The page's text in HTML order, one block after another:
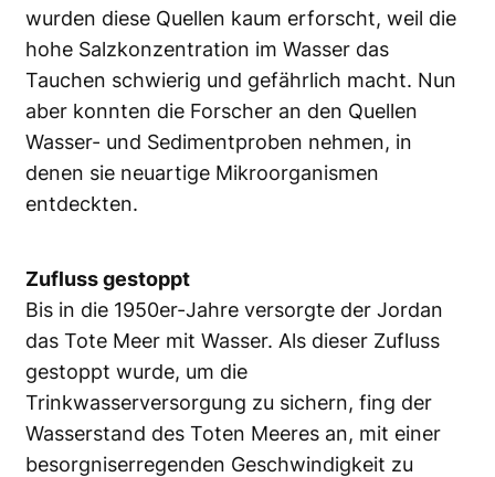
wurden diese Quellen kaum erforscht, weil die
hohe Salzkonzentration im Wasser das
Tauchen schwierig und gefährlich macht. Nun
aber konnten die Forscher an den Quellen
Wasser- und Sedimentproben nehmen, in
denen sie neuartige Mikroorganismen
entdeckten.
Zufluss gestoppt
Bis in die 1950er-Jahre versorgte der Jordan
das Tote Meer mit Wasser. Als dieser Zufluss
gestoppt wurde, um die
Trinkwasserversorgung zu sichern, fing der
Wasserstand des Toten Meeres an, mit einer
besorgniserregenden Geschwindigkeit zu